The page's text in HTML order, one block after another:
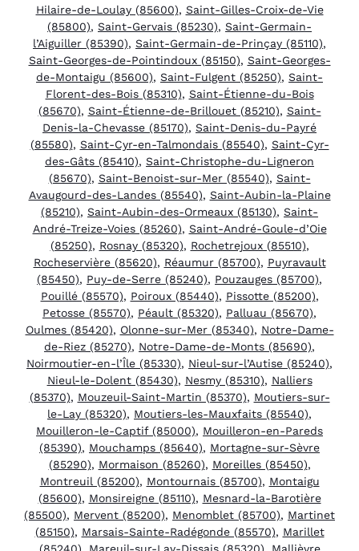
Hilaire-de-Loulay (85600), Saint-Gilles-Croix-de-Vie
(85800), Saint-Gervais (85230), Saint-Germain-
l’Aiguiller (85390), Saint-Germain-de-Prinçay (85110),
Saint-Georges-de-Pointindoux (85150), Saint-Georges-
de-Montaigu (85600), Saint-Fulgent (85250), Saint-
Florent-des-Bois (85310), Saint-Étienne-du-Bois
(85670), Saint-Étienne-de-Brillouet (85210), Saint-
Denis-la-Chevasse (85170), Saint-Denis-du-Payré
(85580), Saint-Cyr-en-Talmondais (85540), Saint-Cyr-
des-Gâts (85410), Saint-Christophe-du-Ligneron
(85670), Saint-Benoist-sur-Mer (85540), Saint-
Avaugourd-des-Landes (85540), Saint-Aubin-la-Plaine
(85210), Saint-Aubin-des-Ormeaux (85130), Saint-
André-Treize-Voies (85260), Saint-André-Goule-d’Oie
(85250), Rosnay (85320), Rochetrejoux (85510),
Rocheservière (85620), Réaumur (85700), Puyravault
(85450), Puy-de-Serre (85240), Pouzauges (85700),
Pouillé (85570), Poiroux (85440), Pissotte (85200),
Petosse (85570), Péault (85320), Palluau (85670),
Oulmes (85420), Olonne-sur-Mer (85340), Notre-Dame-
de-Riez (85270), Notre-Dame-de-Monts (85690),
Noirmoutier-en-l’Île (85330), Nieul-sur-l’Autise (85240),
Nieul-le-Dolent (85430), Nesmy (85310), Nalliers
(85370), Mouzeuil-Saint-Martin (85370), Moutiers-sur-
le-Lay (85320), Moutiers-les-Mauxfaits (85540),
Mouilleron-le-Captif (85000), Mouilleron-en-Pareds
(85390), Mouchamps (85640), Mortagne-sur-Sèvre
(85290), Mormaison (85260), Moreilles (85450),
Montreuil (85200), Montournais (85700), Montaigu
(85600), Monsireigne (85110), Mesnard-la-Barotière
(85500), Mervent (85200), Menomblet (85700), Martinet
(85150), Marsais-Sainte-Radégonde (85570), Marillet
(85240), Mareuil-sur-Lay-Dissais (85320), Mallièvre